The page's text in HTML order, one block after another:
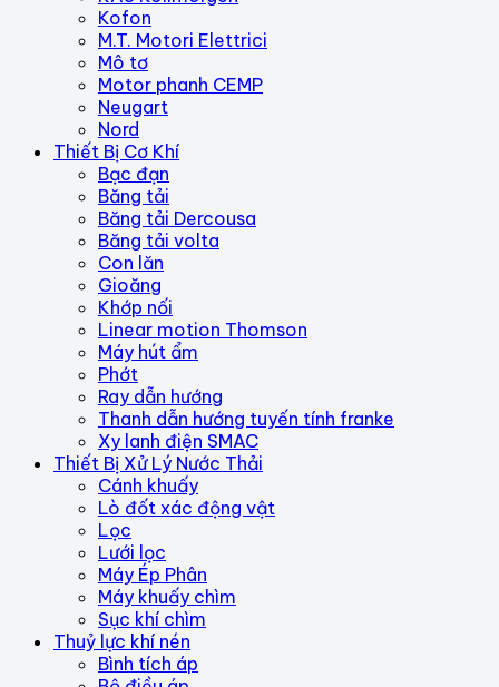
Kofon
M.T. Motori Elettrici
Mô tơ
Motor phanh CEMP
Neugart
Nord
Thiết Bị Cơ Khí
Bạc đạn
Băng tải
Băng tải Dercousa
Băng tải volta
Con lăn
Gioăng
Khớp nối
Linear motion Thomson
Máy hút ẩm
Phớt
Ray dẫn hướng
Thanh dẫn hướng tuyến tính franke
Xy lanh điện SMAC
Thiết Bị Xử Lý Nước Thải
Cánh khuấy
Lò đốt xác động vật
Lọc
Lưới lọc
Máy Ép Phân
Máy khuấy chìm
Sục khí chìm
Thuỷ lực khí nén
Bình tích áp